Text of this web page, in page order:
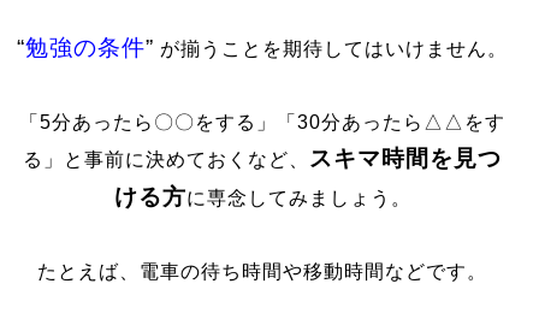
“勉強の条件” が揃うことを期待してはいけません。
「5分あったら〇〇をする」「30分あったら△△をす
る」と事前に決めておくなど、 スキマ時間を見つ
ける方に専念してみましょう。
たとえば、電車の待ち時間や移動時間などです。